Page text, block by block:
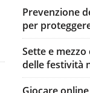
Prevenzione
per
Sette e
delle festività